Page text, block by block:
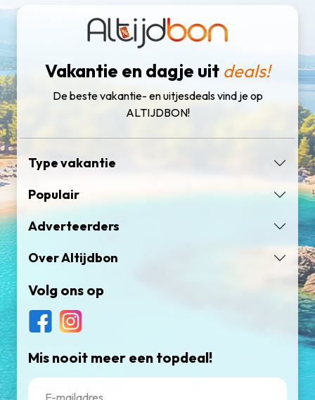
Vakantie en dagje uit deals!
De beste vakantie- en uitjesdeals vind je op
ALTIJDBON!
Type vakantie
Populair
Adverteerders
Over Altijdbon
Volg ons op
Mis nooit meer een topdeal!